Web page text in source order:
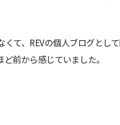
て、REVの個人ブログとして
ど前から感じていました。